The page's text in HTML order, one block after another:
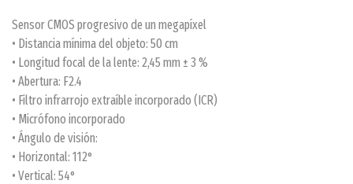
Sensor CMOS progresivo de un megapíxel
• Distancia mínima del objeto: 50 cm
• Longitud focal de la lente: 2,45 mm ± 3 %
• Abertura: F2.4
• Filtro infrarrojo extraíble incorporado (ICR)
• Micrófono incorporado
• Ángulo de visión:
• Horizontal: 112°
• Vertical: 54°